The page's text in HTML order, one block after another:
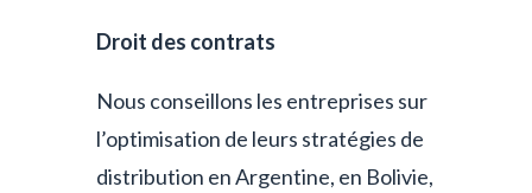
Droit des contrats
Nous conseillons les entreprises sur
l’optimisation de leurs stratégies de
distribution en Argentine, en Bolivie,